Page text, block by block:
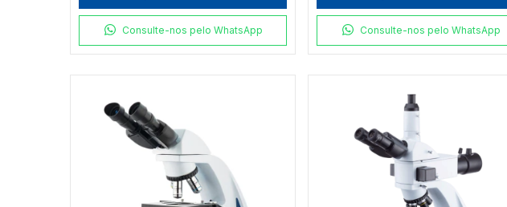
Consulte-nos pelo WhatsApp Consulte-nos pelo WhatsApp